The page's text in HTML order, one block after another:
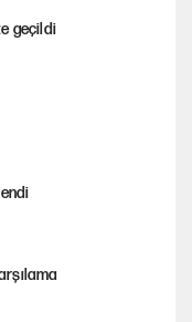
geçildi